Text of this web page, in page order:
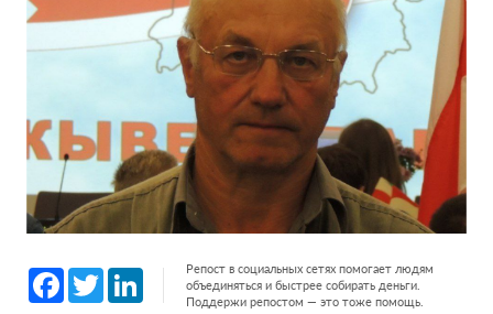
Facebook
Twitter LinkedInРепост в социальных сетях помогает людям
объединяться и быстрее собирать деньги.
Поддержи репостом — это тоже помощь.